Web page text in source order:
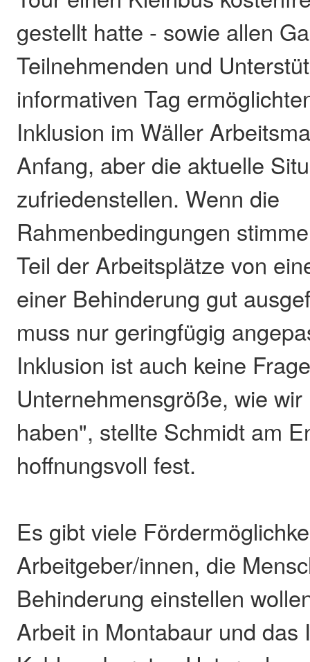
gestellt hatte - sowie allen
Teilnehmenden und
informativen Tag
Inklusion im Wäller
Anfang, aber die aktuelle
zufriedenstellen. Wenn die
Rahmenbedingungen
Teil der Arbeitsplätze von
einer Behinderung gut
muss nur geringfügig
Inklusion ist auch keine
Unternehmensgröße, wie
haben", stellte Schmidt am
hoffnungsvoll fest.
Es gibt viele
Arbeitgeber/innen, die
Behinderung einstellen
Arbeit in Montabaur und das